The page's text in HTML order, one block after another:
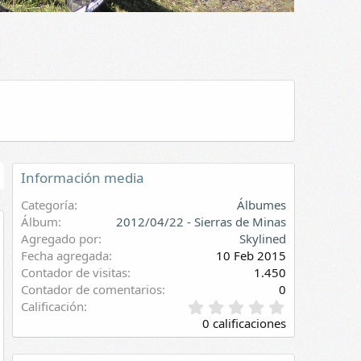
Información media
Categoría
Álbumes
Álbum
2012/04/22 - Sierras de Minas
Agregado por
Skylined
Fecha agregada
10 Feb 2015
Contador de visitas
1.450
Contador de comentarios
0
Calificación
,
0
0
0 calificaciones